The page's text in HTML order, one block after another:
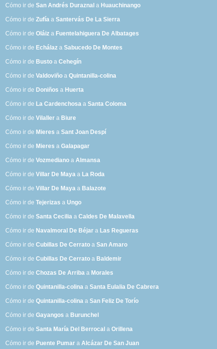
Cómo ir deSan Andrés Duraznal a Huauchinango
Cómo ir deZufía aSantervás De La Sierra
Cómo ir deOláiz a Fuentelahiguera De Albatages
Cómo ir de Echálaz aSabucedo De Montes
Cómo ir de Busto aCehegín
Cómo ir deValdoviño aQuintanilla-colina
Cómo ir de Doniños a Huerta
Cómo ir de La Cardenchosa aSanta Coloma
Cómo ir deVilaller a Biure
Cómo ir de Mieres aSant Joan Despí
Cómo ir de Mieres aGalapagar
Cómo ir deVozmediano aAlmansa
Cómo ir deVillar De Maya a La Roda
Cómo ir deVillar De Maya a Balazote
Cómo ir deTejerizas aUngo
Cómo ir deSanta Cecilia aCaldes De Malavella
Cómo ir de Navalmoral De Béjar a Las Regueras
Cómo ir deCubillas De Cerrato aSan Amaro
Cómo ir deCubillas De Cerrato a Baldemir
Cómo ir deChozas De Arriba a Morales
Cómo ir deQuintanilla-colina aSanta Eulalia De Cabrera
Cómo ir deQuintanilla-colina aSan Feliz De Torío
Cómo ir deGayangos a Burunchel
Cómo ir deSanta María Del Berrocal aOrillena
Cómo ir de Puente Pumar aAlcázar De San Juan